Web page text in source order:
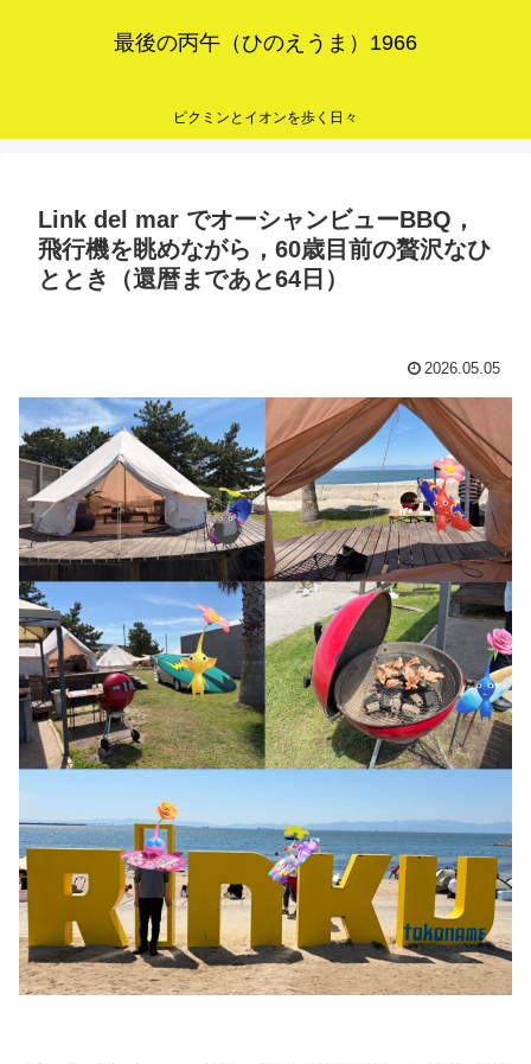
最後の丙午（ひのえうま）1966
ピクミンとイオンを歩く日々
Link del mar でオーシャンビューBBQ，
飛行機を眺めながら，60歳目前の贅沢なひ
ととき（還暦まであと64日）
2026.05.05